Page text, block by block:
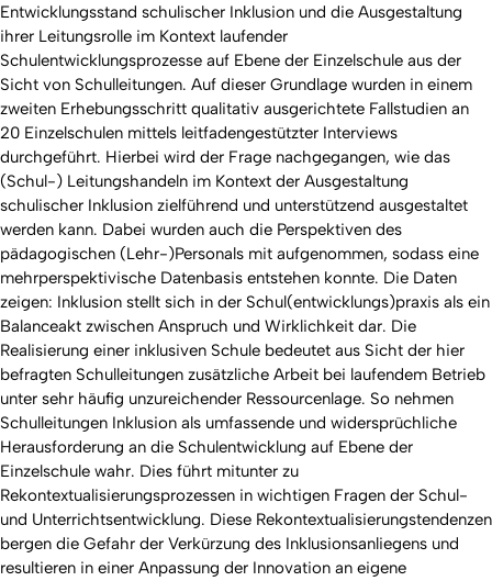
Entwicklungsstand schulischer Inklusion und die Ausgestaltung
ihrer Leitungsrolle im Kontext laufender
Schulentwicklungsprozesse auf Ebene der Einzelschule aus der
Sicht von Schulleitungen. Auf dieser Grundlage wurden in einem
zweiten Erhebungsschritt qualitativ ausgerichtete Fallstudien an
20 Einzelschulen mittels leitfadengestützter Interviews
durchgeführt. Hierbei wird der Frage nachgegangen, wie das
(Schul-) Leitungshandeln im Kontext der Ausgestaltung
schulischer Inklusion zielführend und unterstützend ausgestaltet
werden kann. Dabei wurden auch die Perspektiven des
pädagogischen (Lehr-)Personals mit aufgenommen, sodass eine
mehrperspektivische Datenbasis entstehen konnte. Die Daten
zeigen: Inklusion stellt sich in der Schul(entwicklungs)praxis als ein
Balanceakt zwischen Anspruch und Wirklichkeit dar. Die
Realisierung einer inklusiven Schule bedeutet aus Sicht der hier
befragten Schulleitungen zusätzliche Arbeit bei laufendem Betrieb
unter sehr häufig unzureichender Ressourcenlage. So nehmen
Schulleitungen Inklusion als umfassende und widersprüchliche
Herausforderung an die Schulentwicklung auf Ebene der
Einzelschule wahr. Dies führt mitunter zu
Rekontextualisierungsprozessen in wichtigen Fragen der Schul-
und Unterrichtsentwicklung. Diese Rekontextualisierungstendenzen
bergen die Gefahr der Verkürzung des Inklusionsanliegens und
resultieren in einer Anpassung der Innovation an eigene